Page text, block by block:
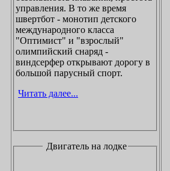
управления. В то же время
швертбот - монотип детского
международного класса
"Оптимист" и "взрослый"
олимпийский снаряд -
виндсерфер открывают дорогу в
большой парусный спорт.
Читать далее...
Двигатель на лодке